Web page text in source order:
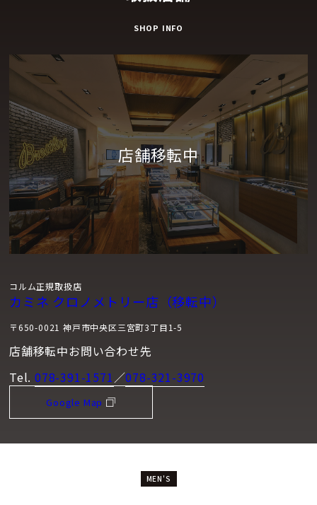
SHOP INFO
コルム正規取扱店
カミネ クロノメトリー店（移転中）
〒650-0021 神戸市中央区三宮町3丁目1-5
店舗移転中お問い合わせ先
Tel. 078-391-1571／078-321-3970
Google Map
MEN'S